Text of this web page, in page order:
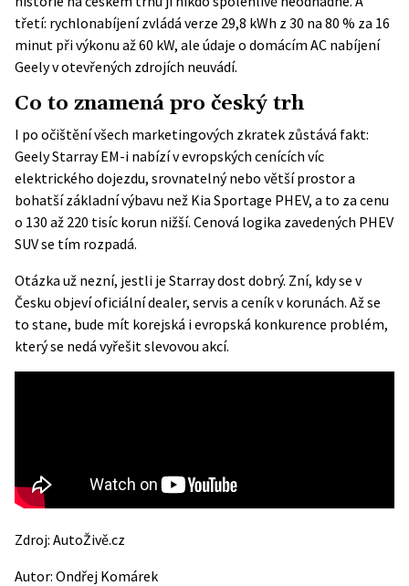
třetí: rychlonabíjení zvládá verze 29,8 kWh z 30 na 80 % za 16
minut při výkonu až 60 kW, ale údaje o domácím AC nabíjení
Geely v otevřených zdrojích neuvádí.
Co to znamená pro český trh
I po očištění všech marketingových zkratek zůstává fakt:
Geely Starray EM-i nabízí v evropských cenících víc
elektrického dojezdu, srovnatelný nebo větší prostor a
bohatší základní výbavu než Kia Sportage PHEV, a to za cenu
o 130 až 220 tisíc korun nižší. Cenová logika zavedených PHEV
SUV se tím rozpadá.
Otázka už nezní, jestli je Starray dost dobrý. Zní, kdy se v
Česku objeví oficiální dealer, servis a ceník v korunách. Až se
to stane, bude mít korejská i evropská konkurence problém,
který se nedá vyřešit slevovou akcí.
Zdroj: AutoŽivě.cz
Autor: Ondřej Komárek